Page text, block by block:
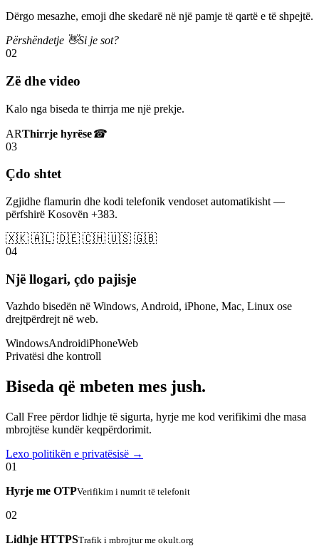
Dërgo mesazhe, emoji dhe skedarë në një pamje të qartë e të shpejtë.
Përshëndetje 👋Si je sot?
02
Zë dhe video
Kalo nga biseda te thirrja me një prekje.
ARThirrje hyrëse☎
03
Çdo shtet
Zgjidhe flamurin dhe kodi telefonik vendoset automatikisht —
përfshirë Kosovën +383.
🇽🇰 🇦🇱 🇩🇪 🇨🇭 🇺🇸 🇬🇧
04
Një llogari, çdo pajisje
Vazhdo bisedën në Windows, Android, iPhone, Mac, Linux ose
drejtpërdrejt në web.
WindowsAndroidiPhoneWeb
Privatësi dhe kontroll
Biseda që mbeten mes jush.
Call Free përdor lidhje të sigurta, hyrje me kod verifikimi dhe masa
mbrojtëse kundër keqpërdorimit.
Lexo politikën e privatësisë →
01
Hyrje me OTPVerifikim i numrit të telefonit
02
Lidhje HTTPSTrafik i mbrojtur me okult.org